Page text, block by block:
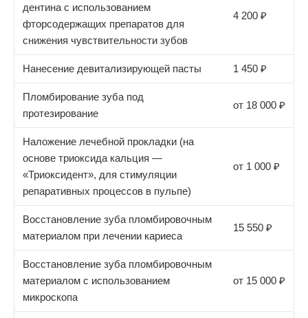
дентина с использованием
фторсодержащих препаратов для
снижения чувствительности зубов
4 200 ₽
Нанесение девитализирующей пасты 1 450 ₽
Пломбирование зуба под
протезирование
от 18 000 ₽
Наложение лечебной прокладки (на
основе триоксида кальция —
«Триоксидент», для стимуляции
репаративных процессов в пульпе)
от 1 000 ₽
Восстановление зуба пломбировочным
материалом при лечении кариеса
15 550 ₽
Восстановление зуба пломбировочным
материалом с использованием
микроскопа
от 15 000 ₽